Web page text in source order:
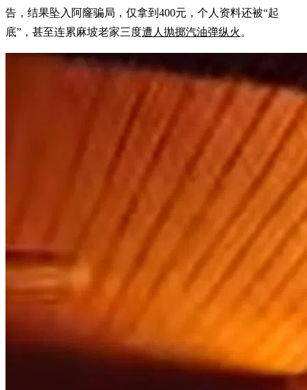
告，结果坠入阿窿骗局，仅拿到400元，个人资料还被“起
底”，甚至连累麻坡老家三度遭人抛掷汽油弹纵火 。